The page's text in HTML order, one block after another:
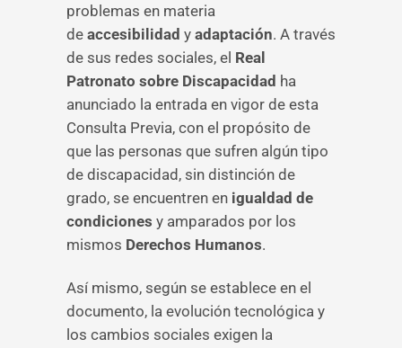
problemas en materia
de accesibilidad y adaptación. A través
de sus redes sociales, el Real
Patronato sobre Discapacidad ha
anunciado la entrada en vigor de esta
Consulta Previa, con el propósito de
que las personas que sufren algún tipo
de discapacidad, sin distinción de
grado, se encuentren en igualdad de
condiciones y amparados por los
mismos Derechos Humanos.
Así mismo, según se establece en el
documento, la evolución tecnológica y
los cambios sociales exigen la